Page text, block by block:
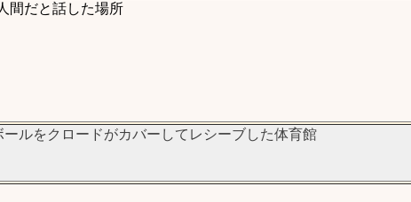
間だと話した場所
ルをクロードがカバーしてレシーブした体育館